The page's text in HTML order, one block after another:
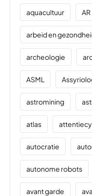
aquacultuur AR
arbeid en
archeologie
ASML
astromining
atlas
autocratie
autonome robots
avant garde